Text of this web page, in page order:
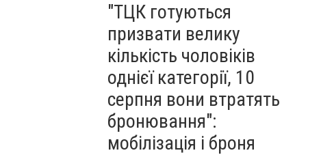
"ТЦК готуються
призвати велику
кількість чоловіків
однієї категорії, 10
серпня вони втратять
бронювання":
мобілізація і броня